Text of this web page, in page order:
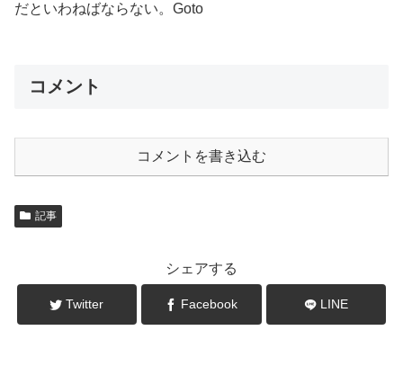
だといわねばならない。Goto
コメント
コメントを書き込む
記事
シェアする
Twitter Facebook LINE